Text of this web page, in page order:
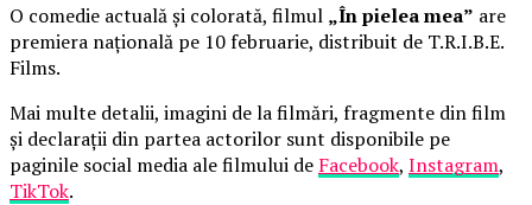
O comedie actuală și colorată, filmul „În pielea mea” are
premiera națională pe 10 februarie, distribuit de T.R.I.B.E.
Films.
Mai multe detalii, imagini de la filmări, fragmente din film
și declarații din partea actorilor sunt disponibile pe
paginile social media ale filmului de Facebook, Instagram,
TikTok.